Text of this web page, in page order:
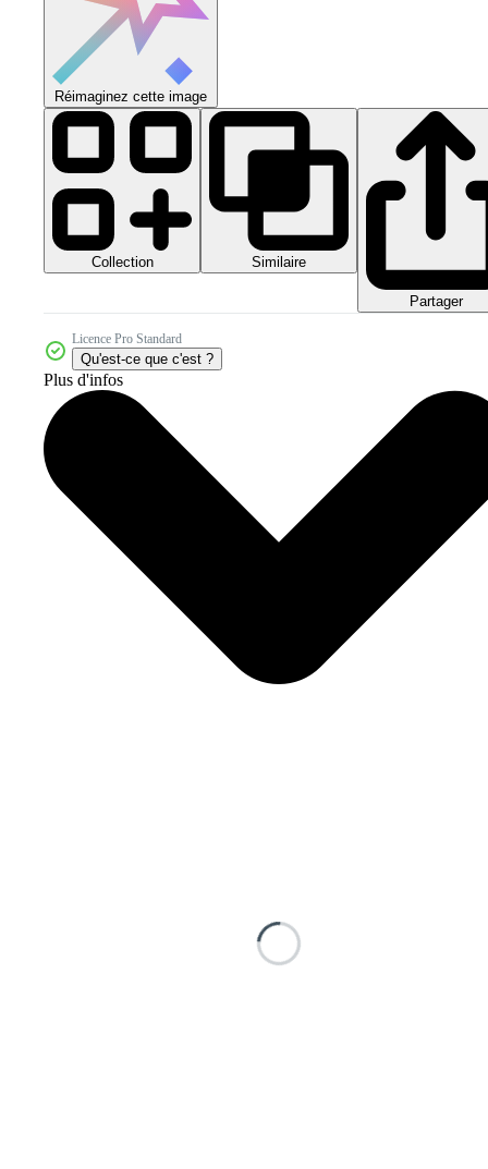
Réimaginez cette image
Collection Similaire
Partager
Licence Pro Standard
Qu'est-ce que c'est ?
Plus d'infos